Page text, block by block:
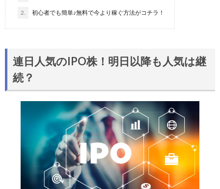
2. 初心者でも簡単♪無料で今より稼ぐ方法がコチラ！
連日人気のIPO株！明日以降も人気は継
続？